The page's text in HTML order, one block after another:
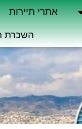
אתרי תיירות
השכרת